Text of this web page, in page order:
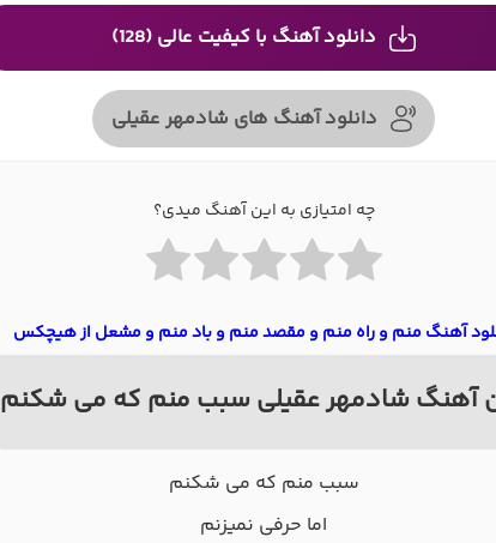
دانلود آهنگ با کیفیت عالی (128)
دانلود آهنگ های شادمهر عقیلی
چه امتیازی به این آهنگ میدی؟
آهنگ منم و راه منم و مقصد منم و باد منم و مشعل از هیچکس
آهنگ شادمهر عقیلی سبب منم که می شکنم
سبب منم که می شکنم
اما حرفی نمیزنم